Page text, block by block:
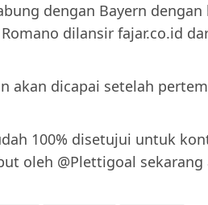
dengan Bayern
dilansir fajar.co.id
akan dicapai setelah
100% disetujui untuk
oleh @Plettigoal sekarang